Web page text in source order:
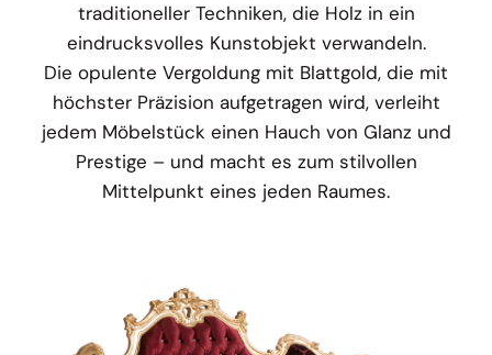
traditioneller Techniken, die Holz in ein
eindrucksvolles Kunstobjekt verwandeln.
Die opulente Vergoldung mit Blattgold, die mit
höchster Präzision aufgetragen wird, verleiht
jedem Möbelstück einen Hauch von Glanz und
Prestige – und macht es zum stilvollen
Mittelpunkt eines jeden Raumes.